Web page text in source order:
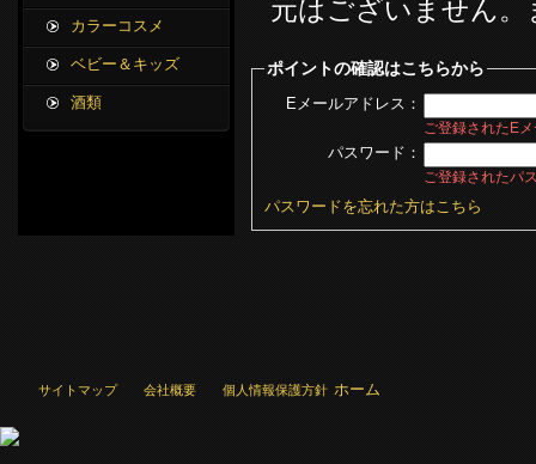
元はございません
ポイントの確認はこちらから
Eメールアドレス：
ご登録されたE
パスワード：
ご登録されたパ
パスワードを忘れた方はこちら
カラーコスメ
ベビー＆キッズ
酒類
ホーム
サイトマップ 会社概要 個人情報保護方針